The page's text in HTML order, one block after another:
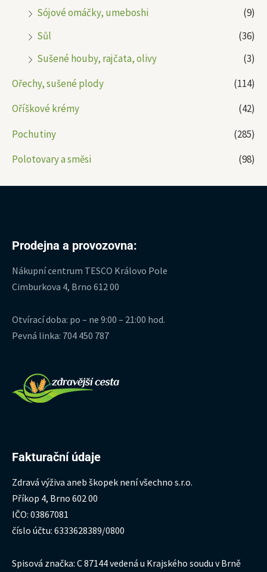
Sójové omáčky, umeboshi
(9)
Sůl
(36)
Sušené houby, rajčata, olivy
(3)
Ořechy, sušené plody
(114)
Oříškové krémy
(42)
Pochutiny
(285)
Polotovary a směsi
(98)
Prodejna a provozovna:
Nákupní centrum TESCO Královo Pole
Cimburkova 4, Brno 612 00
Otvírací doba: po – ne 9:00 – 21:00 hod.
Pevná linka: 704 450 787
Fakturační údaje
Zdravá výživa aneb škopek není všechno s.r.o.
Příkop 4, Brno 602 00
IČO: 03867081
číslo účtu: 6333628389/0800
Spisová značka: C 87144 vedená u Krajského soudu v Brně